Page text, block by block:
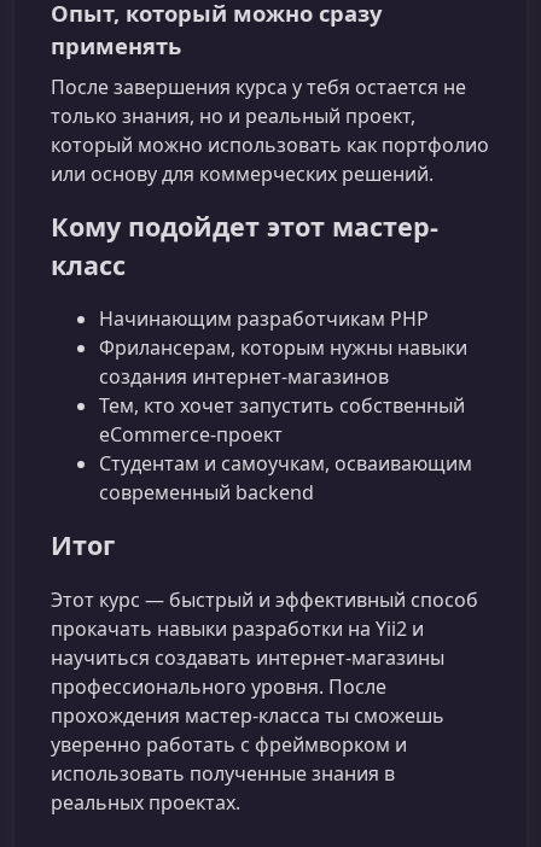
Опыт, который можно сразу
применять
После завершения курса у тебя остается не
только знания, но и реальный проект,
который можно использовать как портфолио
или основу для коммерческих решений.
Кому подойдет этот мастер-
класс
Начинающим разработчикам PHP
Фрилансерам, которым нужны навыки
создания интернет-магазинов
Тем, кто хочет запустить собственный
eCommerce-проект
Студентам и самоучкам, осваивающим
современный backend
Итог
Этот курс — быстрый и эффективный способ
прокачать навыки разработки на Yii2 и
научиться создавать интернет-магазины
профессионального уровня. После
прохождения мастер-класса ты сможешь
уверенно работать с фреймворком и
использовать полученные знания в
реальных проектах.